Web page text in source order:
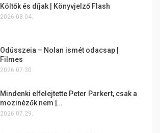
Költők és díjak | Könyvjelző Flash
2026.08.04.
Odüsszeia – Nolan ismét odacsap |
Filmes
2026.07.30.
Mindenki elfelejtette Peter Parkert, csak a
mozinézők nem |…
2026.07.29.